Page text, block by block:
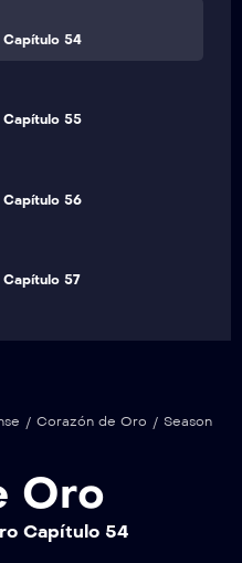
54
55
56
57
59
/ Corazón de Oro / Season
Oro
Capítulo 54